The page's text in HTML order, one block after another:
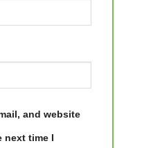
and website
next time I